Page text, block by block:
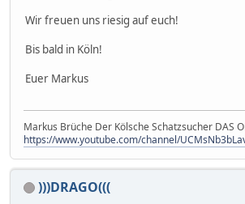
Wir freuen uns riesig auf euch!
Bis bald in Köln!
Euer Markus
Markus Brüche Der Kölsche Schatzsucher DAS
https://www.youtube.com/channel/
)))DRAGO(((